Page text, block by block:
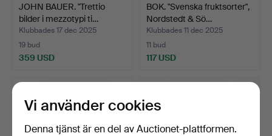
JOHN BAUER. "Trettio
bilder i mezzotypi ti…
Klubbades 17 dec 2025
19 bud
359 USD
BOK. "Svenska fruktsorter",
Nordstedt & Sö…
Klubbades 11 dec 2025
11 bud
117 USD
Vi använder cookies
Denna tjänst är en del av Auctionet-plattformen.